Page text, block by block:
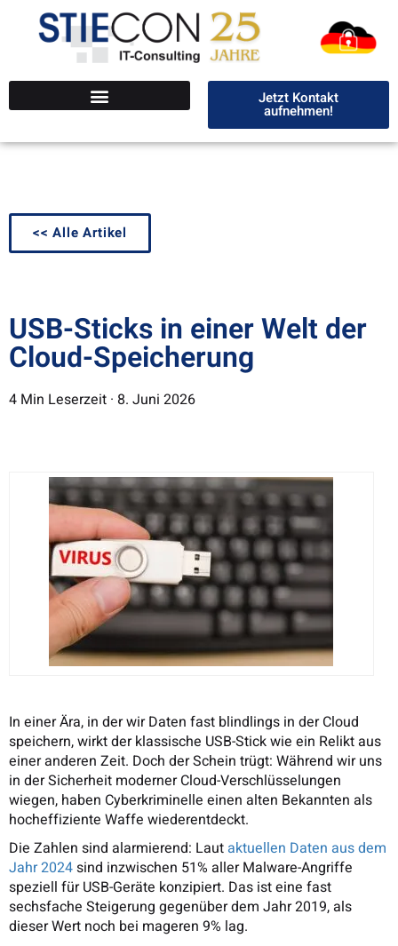
Jetzt Kontakt
aufnehmen!
<< Alle Artikel
USB-Sticks in einer Welt der
Cloud-Speicherung
4 Min Leserzeit · 8. Juni 2026
In einer Ära, in der wir Daten fast blindlings in der Cloud
speichern, wirkt der klassische USB-Stick wie ein Relikt aus
einer anderen Zeit. Doch der Schein trügt: Während wir uns
in der Sicherheit moderner Cloud-Verschlüsselungen
wiegen, haben Cyberkriminelle einen alten Bekannten als
hocheffiziente Waffe wiederentdeckt.
Die Zahlen sind alarmierend: Laut aktuellen Daten aus dem
Jahr 2024sind inzwischen 51% aller Malware-Angriffe
speziell für USB-Geräte konzipiert. Das ist eine fast
sechsfache Steigerung gegenüber dem Jahr 2019, als
dieser Wert noch bei mageren 9% lag.